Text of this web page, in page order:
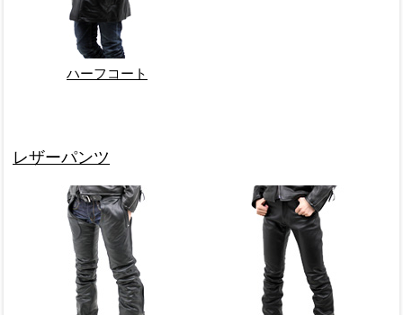
ハーフコート
レザーパンツ